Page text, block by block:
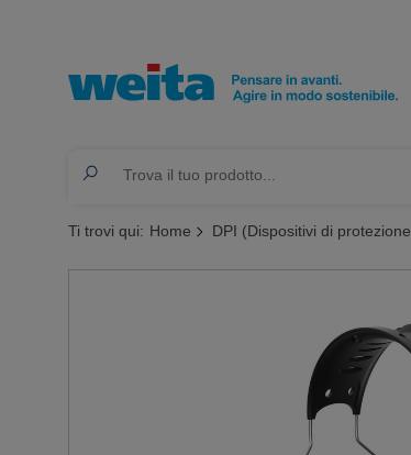
Ti trovi qui: Home DPI (Dispositivi di protezione